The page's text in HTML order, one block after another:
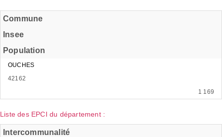
Commune
Insee
Population
OUCHES
42162
1 169
Liste des EPCI du département :
Intercommunalité